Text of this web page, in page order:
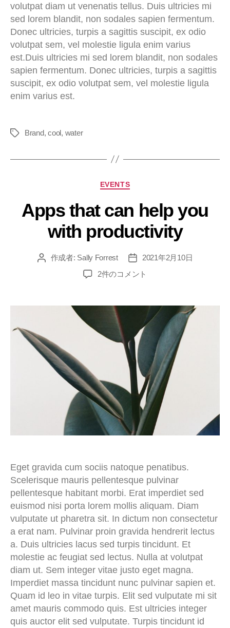
volutpat diam ut venenatis tellus. Duis ultricies mi
sed lorem blandit, non sodales sapien fermentum.
Donec ultricies, turpis a sagittis suscipit, ex odio
volutpat sem, vel molestie ligula enim varius
est.Duis ultricies mi sed lorem blandit, non sodales
sapien fermentum. Donec ultricies, turpis a sagittis
suscipit, ex odio volutpat sem, vel molestie ligula
enim varius est.
Brand,cool, water
EVENTS
Apps that can help you
with productivity
作成者: Sally Forrest
2021年2月10日
2件のコメント
Eget gravida cum sociis natoque penatibus.
Scelerisque mauris pellentesque pulvinar
pellentesque habitant morbi. Erat imperdiet sed
euismod nisi porta lorem mollis aliquam. Diam
vulputate ut pharetra sit. In dictum non consectetur
a erat nam. Pulvinar proin gravida hendrerit lectus
a. Duis ultricies lacus sed turpis tincidunt. Et
molestie ac feugiat sed lectus. Nulla at volutpat
diam ut. Sem integer vitae justo eget magna.
Imperdiet massa tincidunt nunc pulvinar sapien et.
Quam id leo in vitae turpis. Elit sed vulputate mi sit
amet mauris commodo quis. Est ultricies integer
quis auctor elit sed vulputate. Turpis tincidunt id